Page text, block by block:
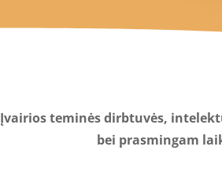
Įvairios teminės dirbtuvės,
bei prasmingam